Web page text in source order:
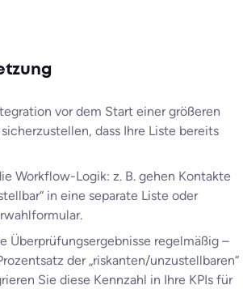
vor dem Start einer größeren
dass Ihre Liste bereits
Workflow-Logik: z. B. gehen Kontakte
in eine separate Liste oder
Überprüfungsergebnisse regelmäßig –
der „riskanten/unzustellbaren“
Sie diese Kennzahl in Ihre KPIs für